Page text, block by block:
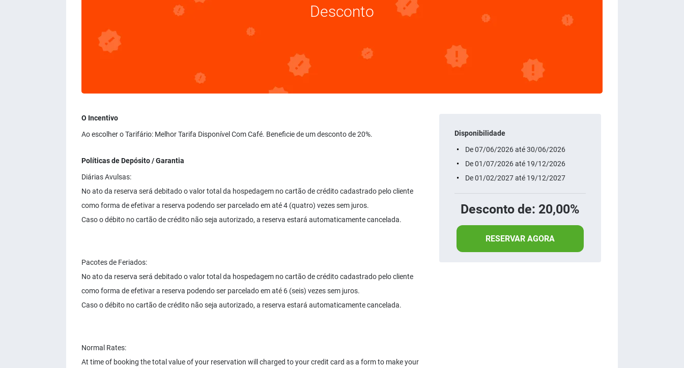
Desconto
O Incentivo
Ao escolher o Tarifário: Melhor Tarifa Disponível Com Café. Beneficie de um desconto de 20%.
Políticas de Depósito / Garantia
Diárias Avulsas:
No ato da reserva será debitado o valor total da hospedagem no cartão de crédito cadastrado pelo cliente
como forma de efetivar a reserva podendo ser parcelado em até 4 (quatro) vezes sem juros.
Caso o débito no cartão de crédito não seja autorizado, a reserva estará automaticamente cancelada.
Pacotes de Feriados:
No ato da reserva será debitado o valor total da hospedagem no cartão de crédito cadastrado pelo cliente
como forma de efetivar a reserva podendo ser parcelado em até 6 (seis) vezes sem juros.
Caso o débito no cartão de crédito não seja autorizado, a reserva estará automaticamente cancelada.
Normal Rates:
At time of booking the total value of your reservation will charged to your credit card as a form to make your
Disponibilidade
De 07/06/2026 até 30/06/2026
De 01/07/2026 até 19/12/2026
De 01/02/2027 até 19/12/2027
Desconto de: 20,00%
RESERVAR AGORA